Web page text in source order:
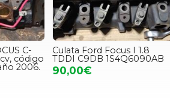
C-
cv, código
2006.
Culata Ford Focus I 1.8
TDDI C9DB 1S4Q6090AB
90,00€